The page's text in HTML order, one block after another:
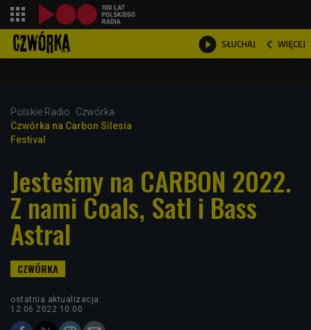
 SŁUCHAJ  WIĘCEJ

Polskie Radio
Czwórka
Czwórka na Carbon Silesia
Festival
Jesteśmy na CARBON 2022.
Z nami Coals, Satl i Bass
Astral
ostatnia aktualizacja:
12.06.2022 10:00